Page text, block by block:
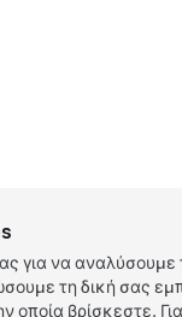
για να αναλύσουμε
τη δική σας
βρίσκεστε.